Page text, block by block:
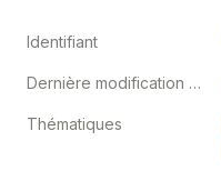
Identifiant
Dernière modification au
Thématiques